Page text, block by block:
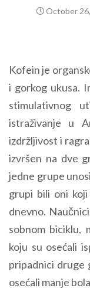
October
Kofein je
i gorkog ukusa.
stimulativnog
istraživanje u
izdržljivost i
izvršen na dve
jedne grupe
grupi bili oni
dnevno.
sobnom biciklu,
koju su osećali
pripadnici druge
osećali manje